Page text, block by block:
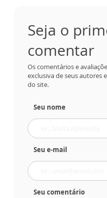
Seja o
comentar
Os comentários e
exclusiva de seus autores
do site.
Seu nome
Seu e-mail
Seu comentário